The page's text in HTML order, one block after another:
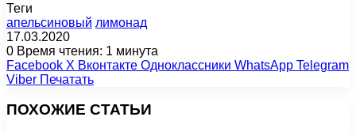
Теги
апельсиновый лимонад
17.03.2020
0 Время чтения: 1 минута
Facebook X Вконтакте Одноклассники WhatsApp Telegram
Viber Печатать
ПОХОЖИЕ СТАТЬИ